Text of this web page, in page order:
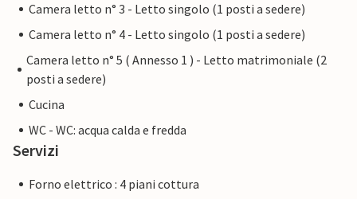
Camera letto n° 3 - Letto singolo (1 posti a sedere)
Camera letto n° 4 - Letto singolo (1 posti a sedere)
Camera letto n° 5 ( Annesso 1 ) - Letto matrimoniale (2
posti a sedere)
Cucina
WC - WC: acqua calda e fredda
Servizi
Forno elettrico : 4 piani cottura